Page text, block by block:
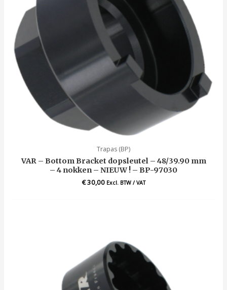
Trapas (BP)
VAR – Bottom Bracket dopsleutel – 48/39.90 mm
– 4 nokken – NIEUW ! – BP-97030
€30,00 Excl. BTW / VAT